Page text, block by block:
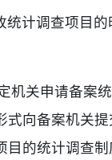
统计调查项目
机关申请备案
式向备案机关
的统计调查制